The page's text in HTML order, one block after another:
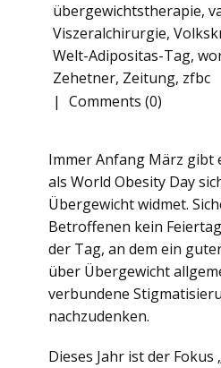
übergewichtstherapie,
Viszeralchirurgie,
Welt-Adipositas-Tag,
Zehetner, Zeitung, zfbc
Comments (0)
Immer Anfang März gibt
als World Obesity Day
Übergewicht widmet.
Betroffenen kein
der Tag, an dem ein
über Übergewicht
verbundene
nachzudenken.
Dieses Jahr ist der